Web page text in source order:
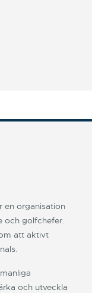
en organisation
och golfchefer.
att aktivt
och utveckla